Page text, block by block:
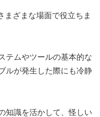
まざまな場面で役立ちま
テムやツールの基本的な
ルが発生した際にも冷静
知識を活かして、怪しい